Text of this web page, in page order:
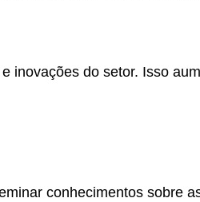
inovações do setor. Isso
conhecimentos sobre